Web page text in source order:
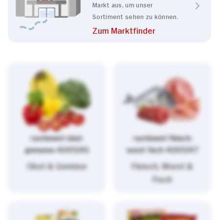
Markt aus, um unser
Sortiment sehen zu können.
Zum Marktfinder
/sortiment/obst-
gemuese-4261243
Obst & Gemüse
/sortiment/fleisch-
wurst-fisch-4261247
Fleisch, Wurst &
Fisch